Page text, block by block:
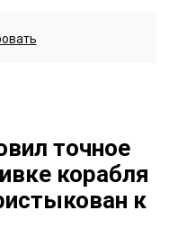
точное
корабля
к